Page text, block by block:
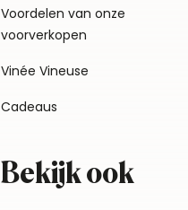
Voordelen van onze
voorverkopen
Vinée Vineuse
Cadeaus
Bekijk ook